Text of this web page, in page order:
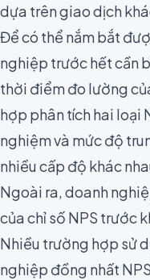
dựa trên giao dịch
Để có thể nắm bắt
nghiệp trước hết cần
thời điểm đo lường
hợp phân tích hai loại
nghiệm và mức độ
nhiều cấp độ khác
Ngoài ra, doanh
của chỉ số NPS trước
Nhiều trường hợp sử
nghiệp đồng nhất